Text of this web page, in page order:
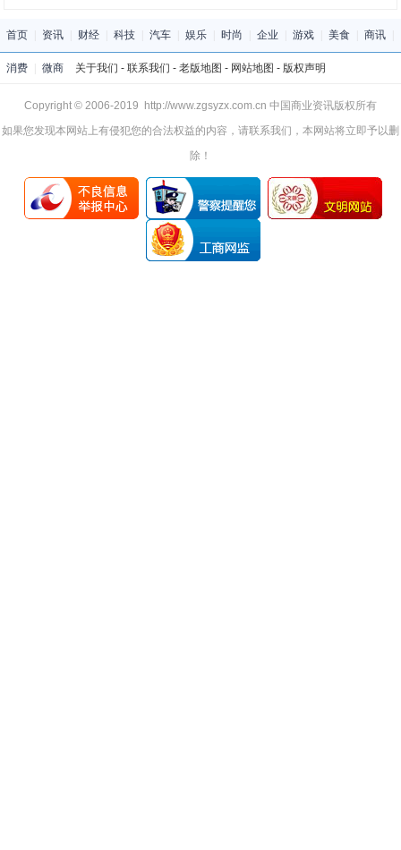
首页 资讯 财经 科技 汽车 娱乐 时尚 企业 游戏 美食 商讯
消费 微商 关于我们 - 联系我们 - 老版地图 - 网站地图 - 版权声明
Copyright © 2006-2019 http://www.zgsyzx.com.cn 中国商业资讯版权所有
如果您发现本网站上有侵犯您的合法权益的内容，请联系我们，本网站将立即予以删
除！